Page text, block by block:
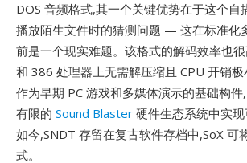
DOS 音频格式,其一个关键优势在于这个自
播放陌生文件时的猜测问题 — 这在标准化
前是一个现实难题。该格式的解码效率也
和 386 处理器上无需解压缩且 CPU 开销极
作为早期 PC 游戏和多媒体演示的基础构
有限的 Sound Blaster 硬件生态系统中实现
如今,SNDT 存留在复古软件存档中,SoX 可
式。